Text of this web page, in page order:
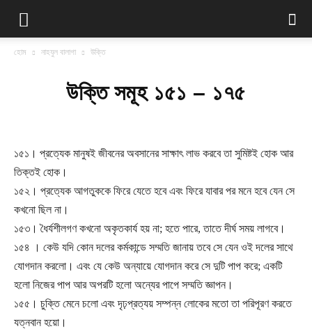
হোম নাহযুল বালাগা উক্তি
উক্তি সমূহ ১৫১ – ১৭৫
১৫১। প্রত্যেক মানুষই জীবনের অবসানের সাক্ষাৎ লাভ করবে তা সুমিষ্টই হোক আর
তিক্তই হোক।
১৫২। প্রত্যেক আগতুককে ফিরে যেতে হবে এবং ফিরে যাবার পর মনে হবে যেন সে
কখনো ছিল না।
১৫৩। ধৈর্যশীলগণ কখনো অকৃতকার্য হয় না; হতে পারে, তাতে দীর্ঘ সময় লাগবে।
১৫৪ । কেউ যদি কোন দলের কর্মকান্ডে সম্মতি জানায় তবে সে যেন ওই দলের সাথে
যোগদান করলো। এবং যে কেউ অন্যায়ে যোগদান করে সে দুটি পাপ করে; একটি
হলো নিজের পাপ আর অপরটি হলো অন্যের পাপে সম্মতি জ্ঞাপন।
১৫৫। চুক্তি মেনে চলো এবং দৃঢ়প্রত্যয় সম্পন্ন লোকের মতো তা পরিপূরণ করতে
যত্নবান হয়ো।